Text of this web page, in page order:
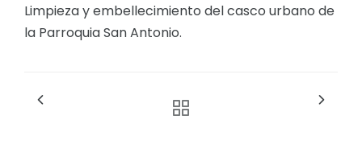
Limpieza y embellecimiento del casco urbano de
la Parroquia San Antonio.